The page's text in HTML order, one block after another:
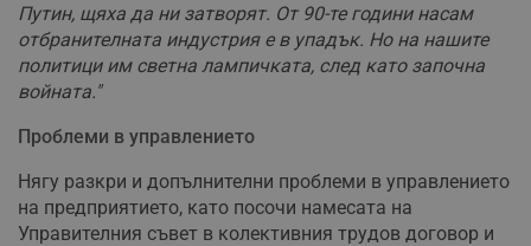
Путин, щяха да ни затворят. От 90-те години насам
отбранителната индустрия е в упадък. Но на нашите
политици им светна лампичката, след като започна
войната."
Проблеми в управлението
Нягу разкри и допълнителни проблеми в управлението
на предприятието, като посочи намесата на
Управителния съвет в колективния трудов договор и